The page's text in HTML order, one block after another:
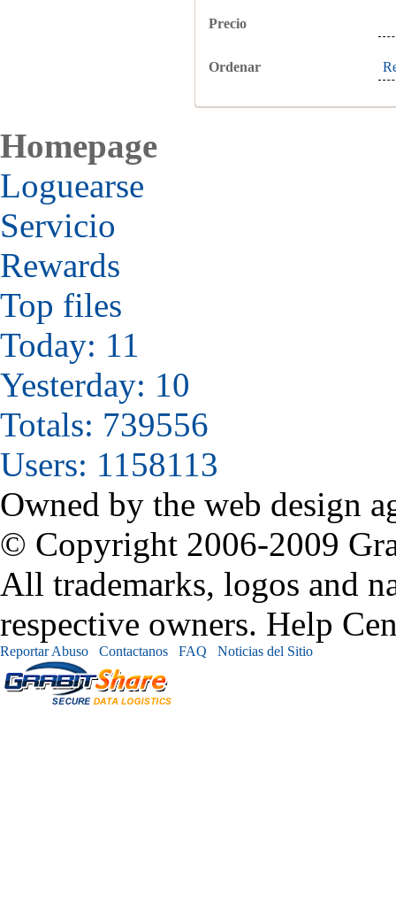
Precio
Ordenar
Homepage
Loguearse
Servicio
Rewards
Top files
Today: 11
Yesterday: 10
Totals: 739556
Users: 1158113
Owned by the web design
© Copyright 2006-2009
All trademarks, logos and
respective owners. Help
Reportar Abuso Contactanos FAQ Noticias del Sitio